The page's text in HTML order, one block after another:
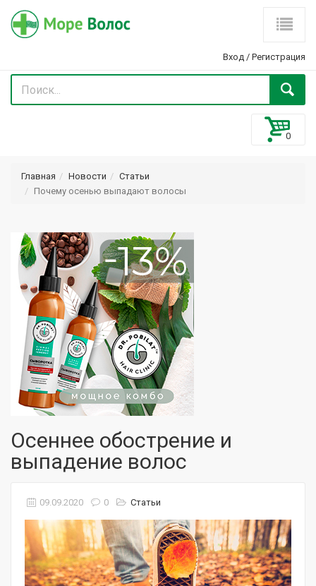
Вход / Регистрация
Главная Новости
Статьи
Почему осенью выпадают волосы
Осеннее обострение и
выпадение волос
09.09.2020 0 Статьи